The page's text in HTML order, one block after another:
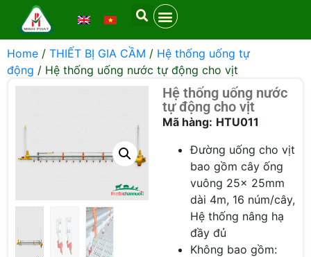
Home / THIẾT BỊ GIA CẦM / Hệ thống uống tự
động / Hệ thống uống nước tự động cho vịt
Hệ thống uống nước
tự động cho vịt
Mã hàng: HTU011
Đường uống cho vịt
bao gồm cây ống
vuông 25x 25mm
dài 4m, 16 núm/cây,
Hệ thống nâng hạ
đầy đủ
Không bao gồm: